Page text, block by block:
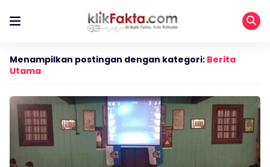
Menampilkan postingan dengan kategori: Berita
Utama